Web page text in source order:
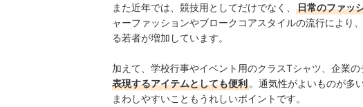
また近年では、競技用としてだけでなく、 日常のファッ
ャーファッションやブロークコアスタイルの流行により
る若者が増加しています。
加えて、学校行事やイベント用のクラスTシャツ、企業の
表現するアイテムとしても便利。通気性がよいものが多
まわしやすいこともうれしいポイントです。